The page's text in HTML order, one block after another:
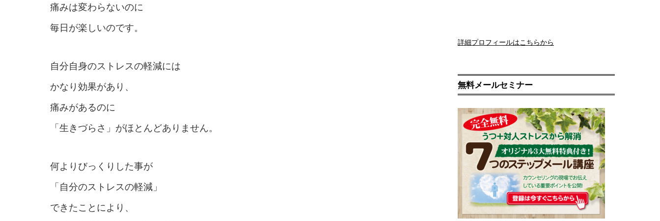
痛みは変わらないのに
毎日が楽しいのです。
自分自身のストレスの軽減には
かなり効果があり、
痛みがあるのに
「生きづらさ」がほとんどありません。
何よりびっくりした事が
「自分のストレスの軽減」
できたことにより、
詳細プロフィールはこちらから
無料メールセミナー